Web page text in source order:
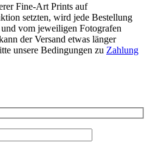
Fine-Art Prints auf
setzten, wird jede Bestellung
vom jeweiligen Fotografen
der Versand etwas länger
unsere Bedingungen zu Zahlung